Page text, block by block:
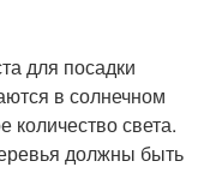
для посадки
в солнечном
количество света.
должны быть